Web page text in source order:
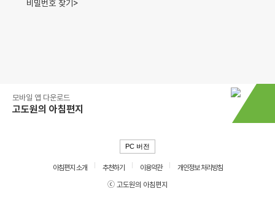
비밀번호 찾기>
모바일 앱 다운로드
고도원의 아침편지
PC 버전
아침편지 소개 추천하기 이용약관
개인정보 처리방침
ⓒ 고도원의 아침편지